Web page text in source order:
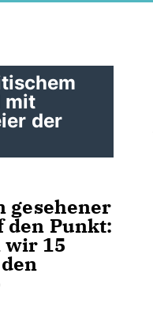
mit
der
gesehener
den Punkt:
wir 15